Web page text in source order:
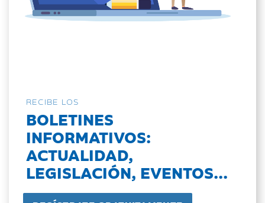
RECIBE LOS
BOLETINES
INFORMATIVOS:
ACTUALIDAD,
LEGISLACIÓN, EVENTOS...